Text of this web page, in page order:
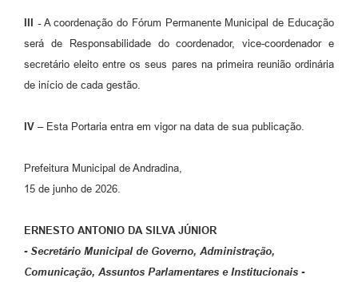
III -A coordenação do Fórum Permanente Municipal de Educação
será de Responsabilidade do coordenador, vice-coordenador e
secretário eleito entre os seus pares na primeira reunião ordinária
de início de cada gestão.
IV –Esta Portaria entra em vigor na data de sua publicação.
Prefeitura Municipal de Andradina,
15 de junho de 2026.
ERNESTO ANTONIO DA SILVA JÚNIOR
- Secretário Municipal de Governo, Administração,
Comunicação, Assuntos Parlamentares e Institucionais -